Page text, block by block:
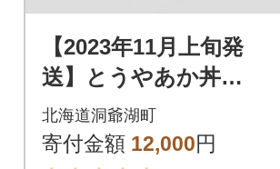
【2023年11月上旬発
送】とうやあか丼の
具 100g×2袋入り 2
箱
北海道洞爺湖町
寄付金額 12,000円